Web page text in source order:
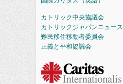
カトリック中央協議会
カトリックジャパンニュース
難民移住移動者委員会
正義と平和協議会